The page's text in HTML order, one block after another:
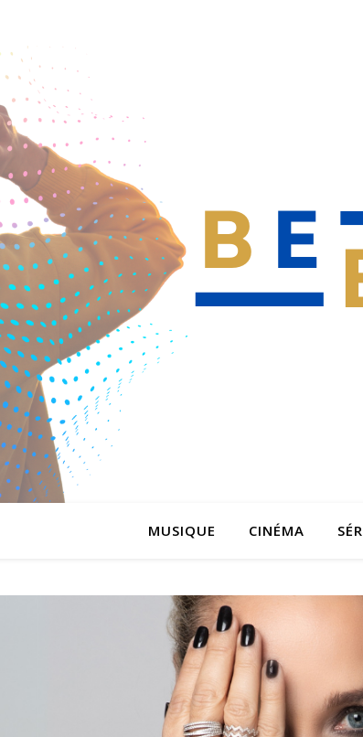
MUSIQUE CINÉMA